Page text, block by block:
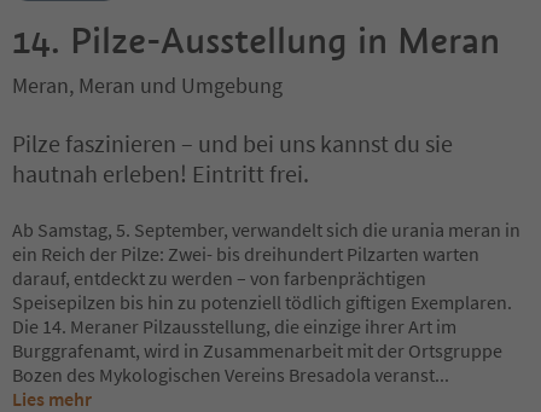
14. Pilze-Ausstellung in Meran
Meran, Meran und Umgebung
Pilze faszinieren – und bei uns kannst du sie
hautnah erleben! Eintritt frei.
Ab Samstag, 5. September, verwandelt sich die urania meran in
ein Reich der Pilze: Zwei- bis dreihundert Pilzarten warten
darauf, entdeckt zu werden – von farbenprächtigen
Speisepilzen bis hin zu potenziell tödlich giftigen Exemplaren.
Die 14. Meraner Pilzausstellung, die einzige ihrer Art im
Burggrafenamt, wird in Zusammenarbeit mit der Ortsgruppe
Bozen des Mykologischen Vereins Bresadola veranst...
Lies mehr